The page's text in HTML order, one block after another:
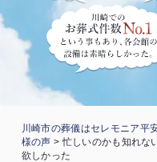
川崎市の葬儀はセレモニア平
様の声 >忙しいのかも知れな
欲しかった